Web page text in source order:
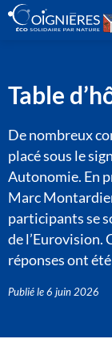
Table
De nombreux
placé sous le
Autonomie. En
Marc
participants se
de l’Eurovision.
réponses ont
Publié le6 juin 2026